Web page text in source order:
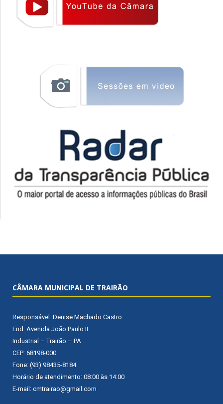
CÂMARA MUNICIPAL DE TRAIRÃO
Responsável: Denise Machado Castro
End: Avenida João Paulo II
Industrial – Trairão – PA
CEP: 68198-000
Fone: (93) 98435-8184
Horário de atendimento: 08:00 às 14:00
E-mail: cmtrairao@gmail.com